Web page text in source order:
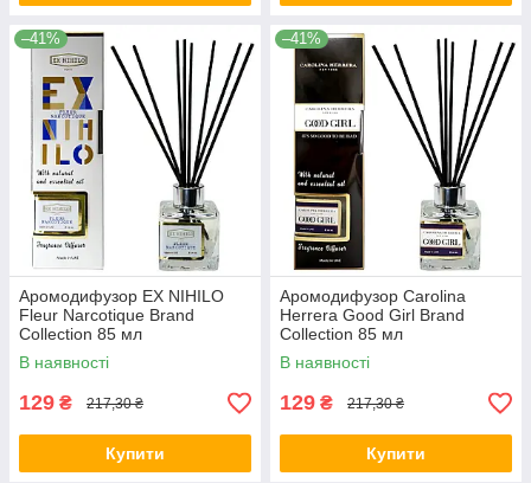
–41%
Аромодифузор EX NIHILO
Fleur Narcotique Brand
Collection 85 мл
В наявності
129 ₴ 217,30 ₴
Купити
–41%
Аромодифузор Carolina
Herrera Good Girl Brand
Collection 85 мл
В наявності
129 ₴ 217,30 ₴
Купити